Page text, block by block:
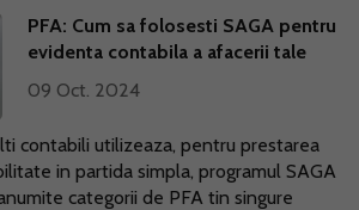
PFA: Cum sa folosesti SAGA pentru
evidenta contabila a afacerii tale
09 Oct. 2024
contabili utilizeaza, pentru prestarea
in partida simpla, programul SAGA
categorii de PFA tin singure